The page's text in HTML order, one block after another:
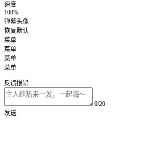
速度
100%
弹幕头像
恢复默认
菜单
菜单
菜单
菜单
反馈报错
0/20
发送